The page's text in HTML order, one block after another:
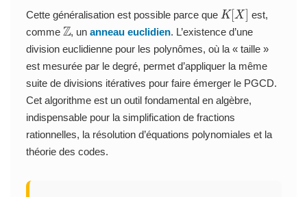
Cette généralisation est possible parce que K[X]
est,
comme Z, unanneau euclidien. L’existence d’une
division euclidienne pour les polynômes, où la « taille »
est mesurée par le degré, permet d’appliquer la même
suite de divisions itératives pour faire émerger le PGCD.
Cet algorithme est un outil fondamental en algèbre,
indispensable pour la simplification de fractions
rationnelles, la résolution d’équations polynomiales et la
théorie des codes.